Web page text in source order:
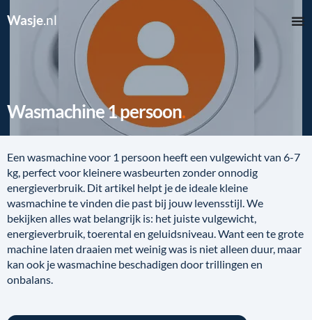
Wasje.nl
Wasmachine 1 persoon
Een wasmachine voor 1 persoon heeft een vulgewicht van 6-7
kg, perfect voor kleinere wasbeurten zonder onnodig
energieverbruik. Dit artikel helpt je de ideale kleine
wasmachine te vinden die past bij jouw levensstijl. We
bekijken alles wat belangrijk is: het juiste vulgewicht,
energieverbruik, toerental en geluidsniveau. Want een te grote
machine laten draaien met weinig was is niet alleen duur, maar
kan ook je wasmachine beschadigen door trillingen en
onbalans.